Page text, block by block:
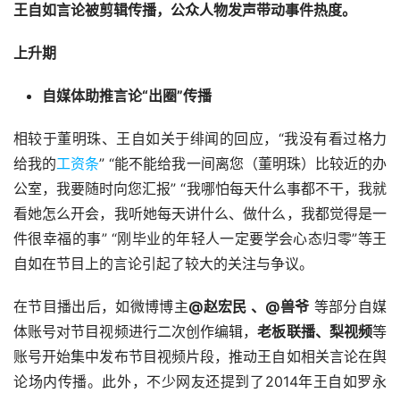
王自如言论被剪辑传播，公众人物发声带动事件热度。
上升期
自媒体助推言论“出圈”传播
相较于董明珠、王自如关于绯闻的回应，“我没有看过格力
给我的工资条” “能不能给我一间离您（董明珠）比较近的办
公室，我要随时向您汇报” “我哪怕每天什么事都不干，我就
看她怎么开会，我听她每天讲什么、做什么，我都觉得是一
件很幸福的事” “刚毕业的年轻人一定要学会心态归零”等王
自如在节目上的言论引起了较大的关注与争议。
在节目播出后，如微博博主@赵宏民 、@兽爷等部分自媒
体账号对节目视频进行二次创作编辑，老板联播、梨视频等
账号开始集中发布节目视频片段，推动王自如相关言论在舆
论场内传播。此外，不少网友还提到了2014年王自如罗永